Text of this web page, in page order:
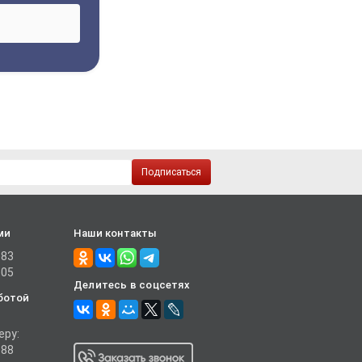
Подписаться
Наши контакты
Делитесь в соцсетях